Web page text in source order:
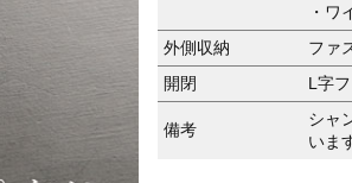
・ワ
外側収納
ファ
開閉
L字
備考
シャ
いま